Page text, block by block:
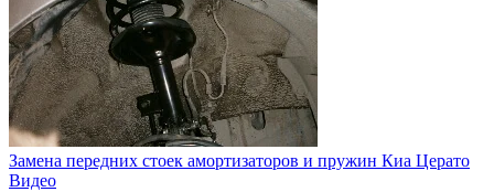
Замена передних стоек амортизаторов и пружин Киа Церато
Видео